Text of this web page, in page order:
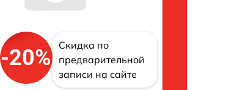
-20%
Скидка по
предварительной
записи на сайте